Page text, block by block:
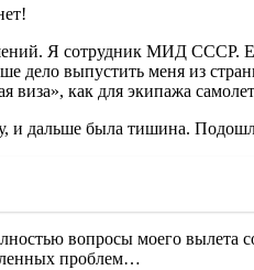
Я сотрудник МИД СССР.
дело выпустить меня из
виза», как для экипажа
и дальше была тишина.
вопросы моего
проблем…